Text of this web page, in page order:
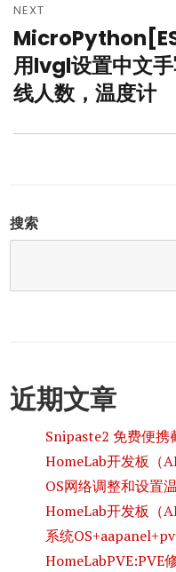
NEXT
Next
post:
用lvgl设置中文
线人数，温度计
搜索
近期文章
Snipaste2 免费便携
HomeLab开发板（
OS网络调整和设置
HomeLab开发板（
系统
HomeLabPVE:PVE